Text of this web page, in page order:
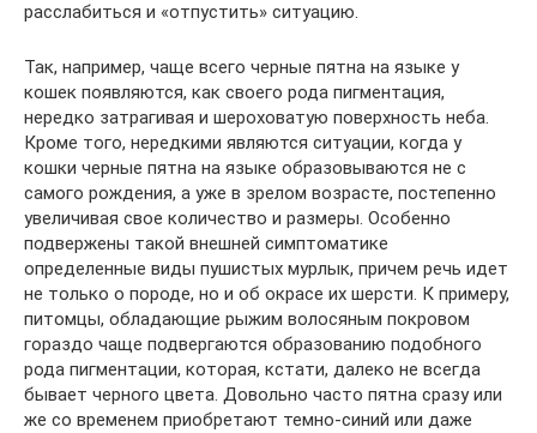
расслабиться и «отпустить» ситуацию.
Так, например, чаще всего черные пятна на языке у
кошек появляются, как своего рода пигментация,
нередко затрагивая и шероховатую поверхность неба.
Кроме того, нередкими являются ситуации, когда у
кошки черные пятна на языке образовываются не с
самого рождения, а уже в зрелом возрасте, постепенно
увеличивая свое количество и размеры. Особенно
подвержены такой внешней симптоматике
определенные виды пушистых мурлык, причем речь идет
не только о породе, но и об окрасе их шерсти. К примеру,
питомцы, обладающие рыжим волосяным покровом
гораздо чаще подвергаются образованию подобного
рода пигментации, которая, кстати, далеко не всегда
бывает черного цвета. Довольно часто пятна сразу или
же со временем приобретают темно-синий или даже